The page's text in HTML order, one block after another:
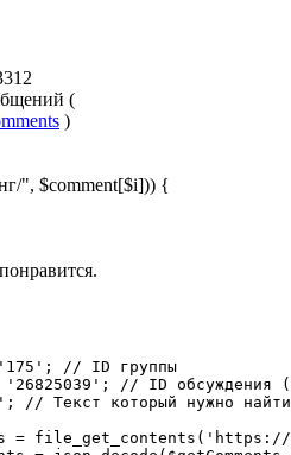
(
)
", $comment[$i])) {